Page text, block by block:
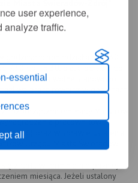
user experience,
analyze traffic.
essential
all
poniedziałki od 7.30
7.30 do 15.30, piątki od 7.30 do
naboru na wolne stanowisko
praca również w godzinach
rozporządzeniem Rady Ministrów
pracowników
oraz
Urzędu Miasta Świeradów-
z dołu w terminie nie później
miesiąca. Jeżeli ustalony